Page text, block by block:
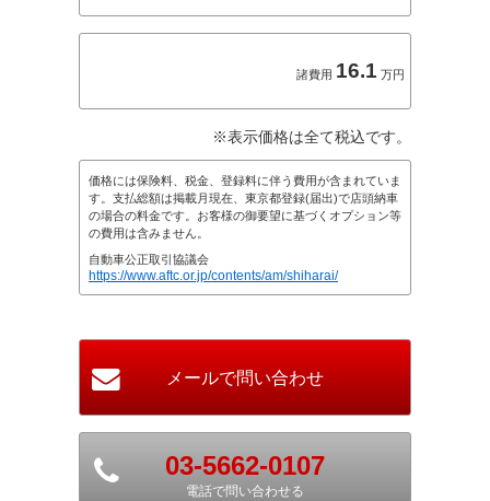
諸費用 16.1 万円
※表示価格は全て税込です。
価格には保険料、税金、登録料に伴う費用が含まれていま
す。支払総額は掲載月現在、東京都登録(届出)で店頭納車
の場合の料金です。お客様の御要望に基づくオプション等
の費用は含みません。
自動車公正取引協議会
https://www.aftc.or.jp/contents/am/shiharai/
03-5662-0107
電話で問い合わせる